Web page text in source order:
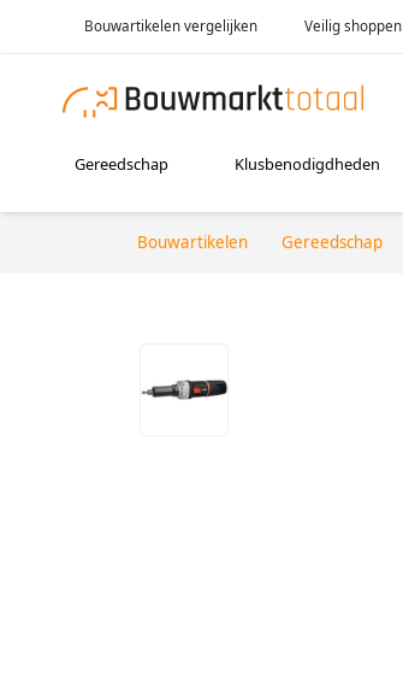
Bouwartikelen vergelijken Veilig shoppen
Gereedschap Klusbenodigdheden
Bouwartikelen Gereedschap